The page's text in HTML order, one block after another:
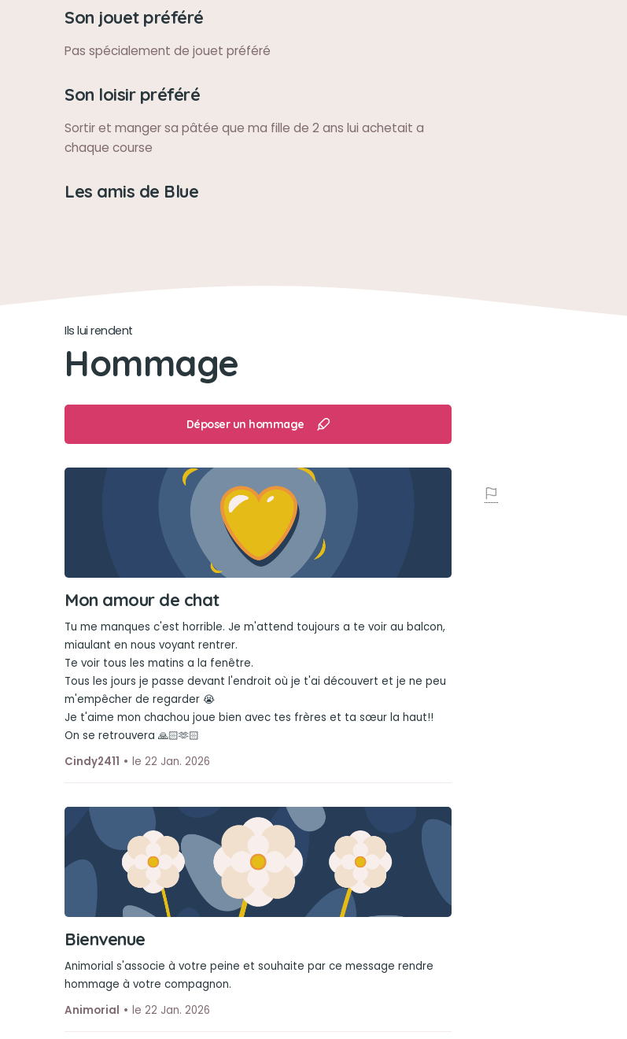
Son jouet préféré
Pas spécialement de jouet préféré
Son loisir préféré
Sortir et manger sa pâtée que ma fille de 2 ans lui achetait a
chaque course
Les amis de Blue
Ils lui rendent
Hommage
Déposer un hommage
Mon amour de chat
Tu me manques c'est horrible. Je m'attend toujours a te voir au balcon,
miaulant en nous voyant rentrer.
Te voir tous les matins a la fenêtre.
Tous les jours je passe devant l'endroit où je t'ai découvert et je ne peu
m'empêcher de regarder 😭
Je t'aime mon chachou joue bien avec tes frères et ta sœur la haut!!
On se retrouvera 🙏🏻🫶🏻
Cindy2411
le 22 Jan. 2026
Bienvenue
Animorial s'associe à votre peine et souhaite par ce message rendre
hommage à votre compagnon.
Animorial
le 22 Jan. 2026